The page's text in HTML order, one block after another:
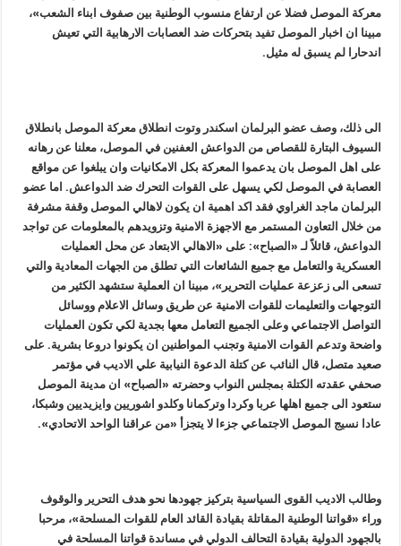
معركة الموصل فضلا عن ارتفاع منسوب الوطنية بين صفوف ابناء الشعب»،
مبينا ان اخبار الموصل تفيد بتحركات ضد العصابات الارهابية التي تعيش
اندحارا لم يسبق له مثيل.
الى ذلك، وصف عضو البرلمان اسكندر وتوت انطلاق معركة الموصل بانطلاق
السيوف البتارة للقصاص من الدواعش العفنين في الموصل، معلنا عن رهانه
على اهل الموصل بان يدعموا المعركة بكل الامكانيات وان يبلغوا عن مواقع
العصابة في الموصل لكي يسهل على القوات التحرك ضد الدواعش. اما عضو
البرلمان ماجد الغراوي فقد اكد اهمية ان يكون لاهالي الموصل وقفة مشرفة
من خلال التعاون المستمر مع الاجهزة الامنية وتزويدهم بالمعلومات عن تواجد
الدواعش، قائلاً لـ «الصباح»: على «الاهالي الابتعاد عن محل العمليات
العسكرية والتعامل مع جميع الشائعات التي تطلق من الجهات المعادية والتي
تسعى الى زعزعة عمليات التحرير»، مبينا ان العملية ستشهد الكثير من
التوجهات والتعليمات للقوات الامنية عن طريق وسائل الاعلام ووسائل
التواصل الاجتماعي وعلى الجميع التعامل معها بجدية لكي تكون العمليات
واضحة وتدعم القوات الامنية وتجنب المواطنين ان يكونوا دروعا بشرية. على
صعيد متصل، قال النائب عن كتلة الدعوة النيابية علي الاديب في مؤتمر
صحفي عقدته الكتلة بمجلس النواب وحضرته «الصباح» ان مدينة الموصل
ستعود الى جميع اهلها عربا وكردا وتركمانا وكلدو اشوريين وايزيديين وشبكا،
عادا نسيج الموصل الاجتماعي جزءا لا يتجزأ «من عراقنا الواحد الاتحادي».
وطالب الاديب القوى السياسية بتركيز جهودها نحو هدف التحرير والوقوف
وراء «قواتنا الوطنية المقاتلة بقيادة القائد العام للقوات المسلحة»، مرحبا
بالجهود الدولية بقيادة التحالف الدولي في مساندة قواتنا المسلحة في